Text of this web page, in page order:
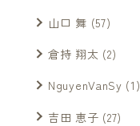
山口 舞 (57)
倉持 翔太 (2)
NguyenVanSy (1)
吉田 恵子 (27)